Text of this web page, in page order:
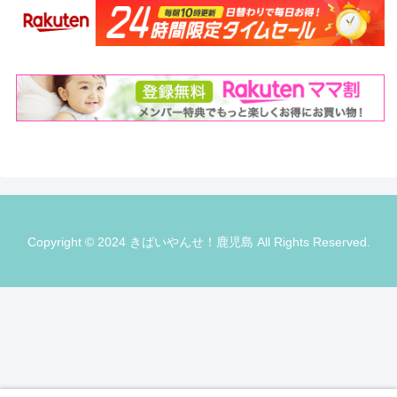
Copyright © 2024 きばいやんせ！鹿児島 All Rights Reserved.